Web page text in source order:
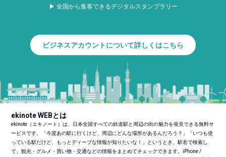
▶ 全国から集客できるデジタルスタンプラリー
ビジネスアカウントについて詳しくはこちら
ekinote WEBとは
ekinote（エキノート）は、日本全国すべての鉄道駅と周辺の街の魅力を発見できる無料サ
ービスです。「今度あの駅に行くけど、周辺にどんな場所があるんだろう？」「いつも使
っている駅だけど、もっとディープな情報が知りたいな！」というとき、駅名で検索し
て、観光・グルメ・買い物・交通などの情報をまとめてチェックできます。iPhone /